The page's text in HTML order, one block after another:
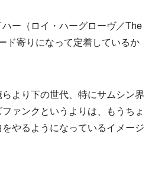
ー（ロイ・ハーグローヴ／The
ド寄りになって定着しているか
より下の世代、特にサムシン界
ァンクというよりは、もうちょ
やるようになっているイメージ